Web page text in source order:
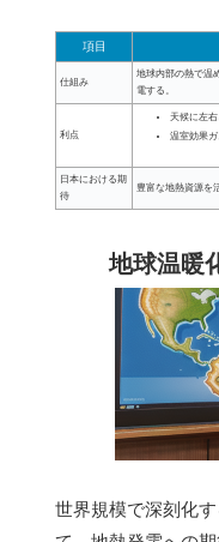
項目
仕組み
地球内部の熱で温
電する。
利点
天候に左
温室効果
日本における期
待
豊富な地熱資源を
地球温暖
世界規模で深刻化